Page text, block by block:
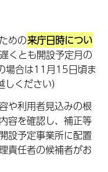
めの来庁日時につい
くとも開設予定月の
場合は11月15日頃ま
ください）
や利用者見込みの根
容を確認し、補正等
設予定事業所に配置
責任者の候補者がお